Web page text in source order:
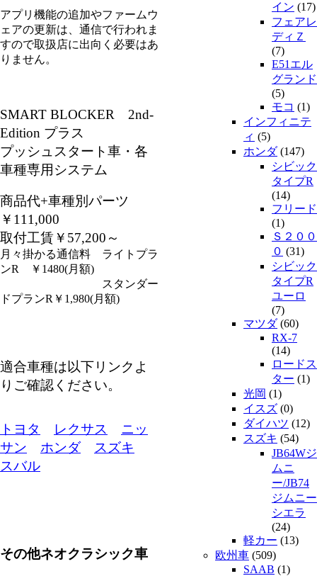
アプリ機能の追加やファームウ
ェアの更新は、通信で行われま
すので取扱店に出向く必要はあ
りません。
SMART BLOCKER 2nd-
Edition プラス
プッシュスタート車・各
車種専用システム
商品代+車種別パーツ
￥111,000
取付工賃￥57,200～
月々掛かる通信料 ライトプラ
ンR ￥1480(月額)
スタンダー
ドプランR￥1,980(月額)
適合車種は以下リンクよ
りご確認ください。
トヨタ レクサス
ニッ
サン
ホンダ
スズキ
スバル
その他ネオクラシック車
イン (17)
フェアレ
ディＺ
(7)
E51エル
グランド
(5)
モコ (1)
インフィニテ
ィ (5)
ホンダ(147)
シビック
タイプR
(14)
フリード
(1)
Ｓ２００
０ (31)
シビック
タイプR
ユーロ
(7)
マツダ(60)
RX-7
(14)
ロードス
ター (1)
光岡 (1)
イスズ (0)
ダイハツ (12)
スズキ (54)
JB64Wジ
ムニ
ー/JB74
ジムニー
シエラ
(24)
軽カー (13)
欧州車 (509)
SAAB (1)